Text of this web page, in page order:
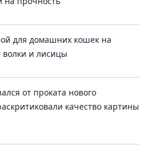
для домашних кошек на
и лисицы
от проката нового
качество картины